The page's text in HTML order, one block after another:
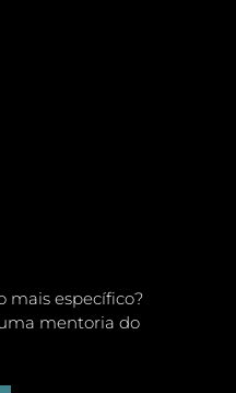
mais específico?
mentoria do